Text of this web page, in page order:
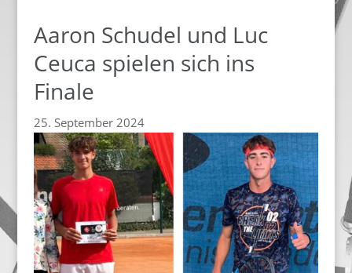
Aaron Schudel und Luc
Ceuca spielen sich ins
Finale
25. September 2024